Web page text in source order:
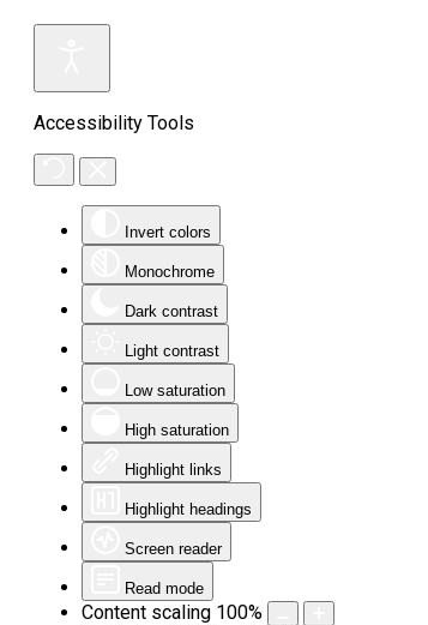
Accessibility Tools
Invert colors
Monochrome
Dark contrast
Light contrast
Low saturation
High saturation
Highlight links
Highlight headings
Screen reader
Read mode
Content scaling 100%